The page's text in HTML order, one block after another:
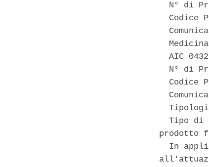
N° di
Codice
AIC
N° di
Codice
Tipo di
prodotto
In